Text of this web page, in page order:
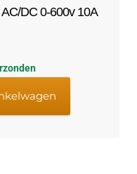
DC 0-600v 10A